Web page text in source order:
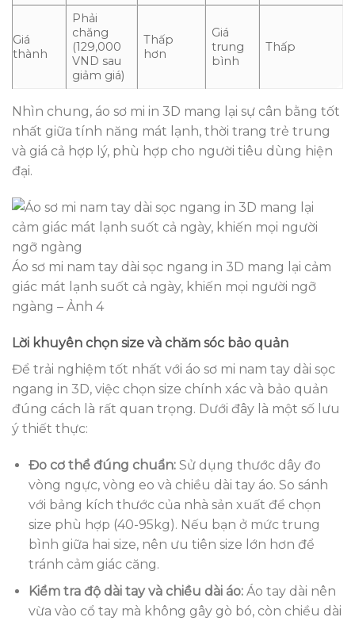
Giá
thành
Phải
chăng
(129,000
VND sau
giảm giá)
Thấp
hơn
Giá
trung
bình
Thấp
Nhìn chung, áo sơ mi in 3D mang lại sự cân bằng tốt
nhất giữa tính năng mát lạnh, thời trang trẻ trung
và giá cả hợp lý, phù hợp cho người tiêu dùng hiện
đại.
Áo sơ mi nam tay dài sọc ngang in 3D mang lại cảm
giác mát lạnh suốt cả ngày, khiến mọi người ngỡ
ngàng – Ảnh 4
Lời khuyên chọn size và chăm sóc bảo quản
Để trải nghiệm tốt nhất với áo sơ mi nam tay dài sọc
ngang in 3D, việc chọn size chính xác và bảo quản
đúng cách là rất quan trọng. Dưới đây là một số lưu
ý thiết thực:
Đo cơ thể đúng chuẩn:Sử dụng thước dây đo
vòng ngực, vòng eo và chiều dài tay áo. So sánh
với bảng kích thước của nhà sản xuất để chọn
size phù hợp (40-95kg). Nếu bạn ở mức trung
bình giữa hai size, nên ưu tiên size lớn hơn để
tránh cảm giác căng.
Kiểm tra độ dài tay và chiều dài áo:Áo tay dài nên
vừa vào cổ tay mà không gây gò bó, còn chiều dài